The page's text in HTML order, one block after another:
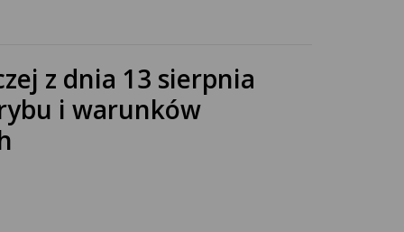
z dnia 13 sierpnia
i warunków